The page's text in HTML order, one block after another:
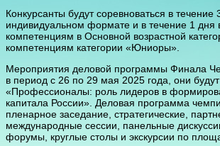
Конкурсанты будут соревноваться в течение
индивидуальном формате и в течение 1 дня
компетенциям в Основной возрастной
компетенциям категории «Юниоры».
Мероприятия деловой программы Финала
в период с 26 по 29 мая 2025 года, они
«Профессионалы: роль лидеров в
капитала России». Деловая программа
пленарное заседание, стратегические,
международные сессии, панельные
форумы, круглые столы и экскурсии по